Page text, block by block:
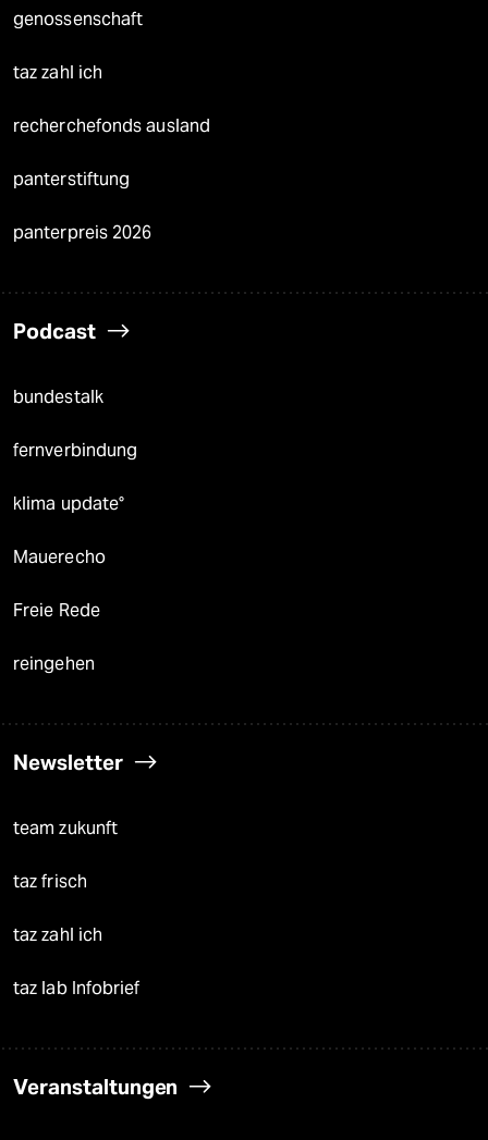
genossenschaft
taz zahl ich
recherchefonds ausland
panterstiftung
panterpreis 2026
Podcast
bundestalk
fernverbindung
klima update°
Mauerecho
Freie Rede
reingehen
Newsletter
team zukunft
taz frisch
taz zahl ich
taz lab Infobrief
Veranstaltungen